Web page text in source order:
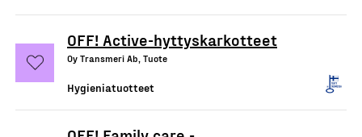
OFF! Active-hyttyskarkotteet
Oy Transmeri Ab, Tuote
Hygieniatuotteet